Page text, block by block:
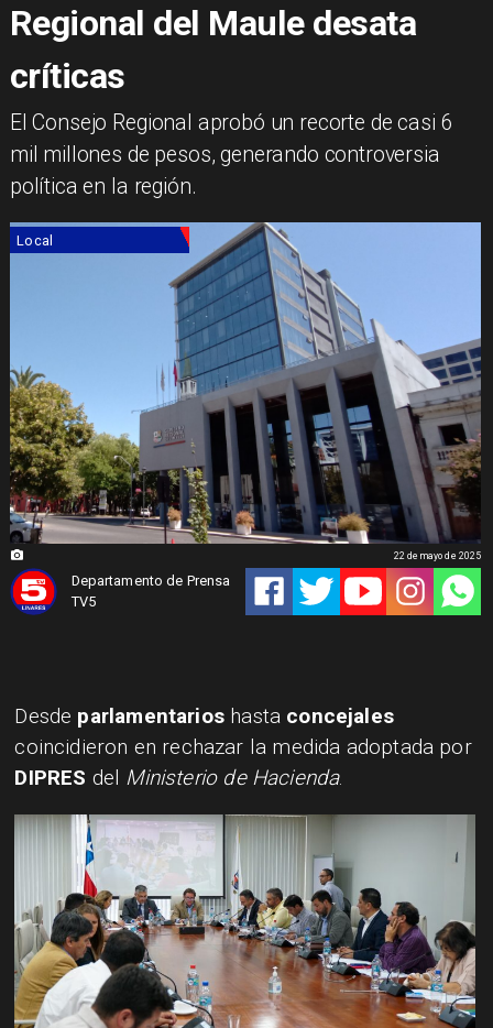
Regional del Maule desata
críticas
El Consejo Regional aprobó un recorte de casi 6
mil millones de pesos, generando controversia
política en la región.
Local
Departamento de Prensa
TV5
22 de mayo de 2025
Desde parlamentarioshasta concejales
coincidieron en rechazar la medida adoptada por
DIPRES del Ministerio de Hacienda.